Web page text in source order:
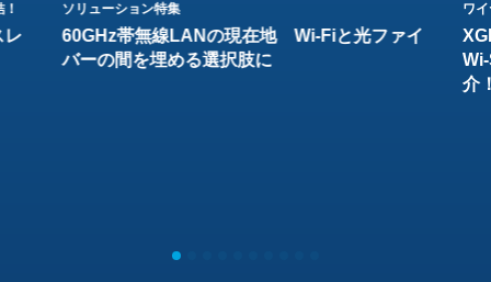
レ
ソリューション特集
60GHz帯無線LANの現在地 Wi-Fiと光ファイ
バーの間を埋める選択肢に
ワ
介